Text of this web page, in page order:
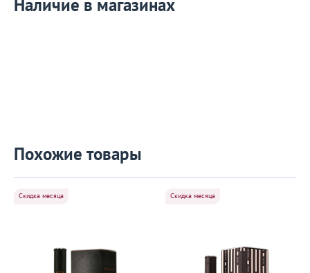
Наличие в магазинах
Похожие товары
Скидка месяца Скидка месяца